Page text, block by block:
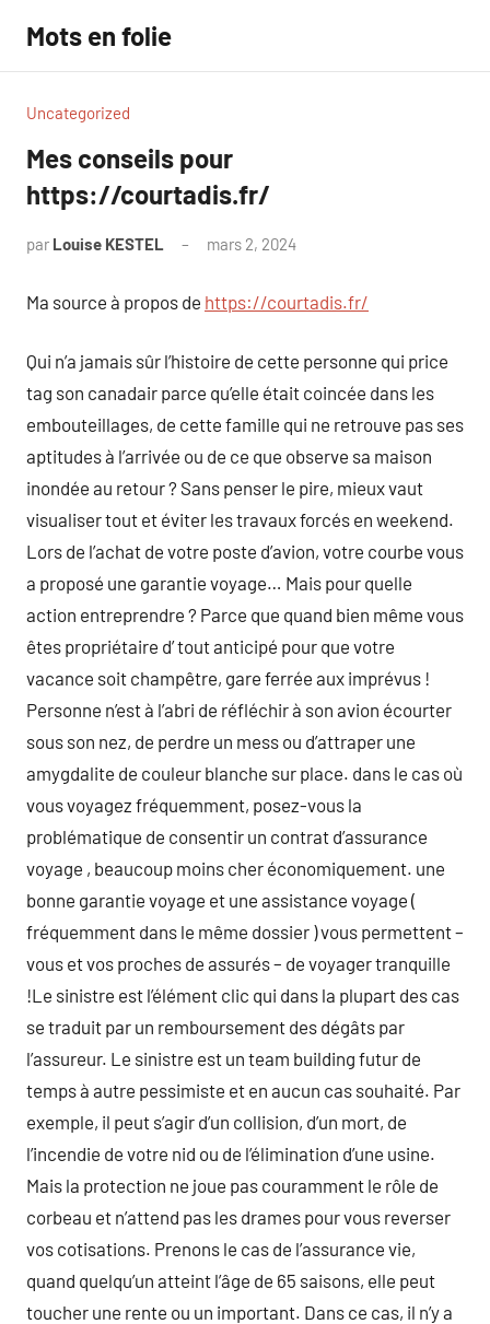
contenu
Mots en folie
Uncategorized
Mes conseils pour
https://courtadis.fr/
par Louise KESTEL mars 2, 2024
Ma source à propos de https://courtadis.fr/
Qui n’a jamais sûr l’histoire de cette personne qui price
tag son canadair parce qu’elle était coincée dans les
embouteillages, de cette famille qui ne retrouve pas ses
aptitudes à l’arrivée ou de ce que observe sa maison
inondée au retour ? Sans penser le pire, mieux vaut
visualiser tout et éviter les travaux forcés en weekend.
Lors de l’achat de votre poste d’avion, votre courbe vous
a proposé une garantie voyage… Mais pour quelle
action entreprendre ? Parce que quand bien même vous
êtes propriétaire d’ tout anticipé pour que votre
vacance soit champêtre, gare ferrée aux imprévus !
Personne n’est à l’abri de réfléchir à son avion écourter
sous son nez, de perdre un mess ou d’attraper une
amygdalite de couleur blanche sur place. dans le cas où
vous voyagez fréquemment, posez-vous la
problématique de consentir un contrat d’assurance
voyage , beaucoup moins cher économiquement. une
bonne garantie voyage et une assistance voyage (
fréquemment dans le même dossier ) vous permettent –
vous et vos proches de assurés – de voyager tranquille
!Le sinistre est l’élément clic qui dans la plupart des cas
se traduit par un remboursement des dégâts par
l’assureur. Le sinistre est un team building futur de
temps à autre pessimiste et en aucun cas souhaité. Par
exemple, il peut s’agir d’un collision, d’un mort, de
l’incendie de votre nid ou de l’élimination d’une usine.
Mais la protection ne joue pas couramment le rôle de
corbeau et n’attend pas les drames pour vous reverser
vos cotisations. Prenons le cas de l’assurance vie,
quand quelqu’un atteint l’âge de 65 saisons, elle peut
toucher une rente ou un important. Dans ce cas, il n’y a